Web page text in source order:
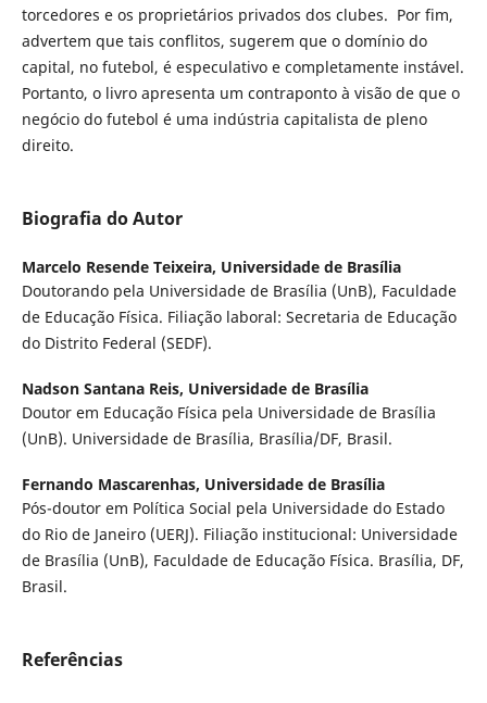
torcedores e os proprietários privados dos clubes. Por fim,
advertem que tais conflitos, sugerem que o domínio do
capital, no futebol, é especulativo e completamente instável.
Portanto, o livro apresenta um contraponto à visão de que o
negócio do futebol é uma indústria capitalista de pleno
direito.
Biografia do Autor
Marcelo Resende Teixeira, Universidade de Brasília
Doutorando pela Universidade de Brasília (UnB), Faculdade
de Educação Física. Filiação laboral: Secretaria de Educação
do Distrito Federal (SEDF).
Nadson Santana Reis, Universidade de Brasília
Doutor em Educação Física pela Universidade de Brasília
(UnB). Universidade de Brasília, Brasília/DF, Brasil.
Fernando Mascarenhas, Universidade de Brasília
Pós-doutor em Política Social pela Universidade do Estado
do Rio de Janeiro (UERJ). Filiação institucional: Universidade
de Brasília (UnB), Faculdade de Educação Física. Brasília, DF,
Brasil.
Referências